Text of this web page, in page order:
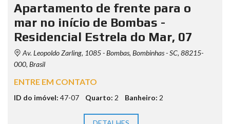
Apartamento de frente para o
mar no início de Bombas -
Residencial Estrela do Mar, 07
Av. Leopoldo Zarling, 1085 - Bombas, Bombinhas - SC, 88215-
000, Brasil
ENTRE EM CONTATO
ID do imóvel: 47-07 Quarto: 2 Banheiro: 2